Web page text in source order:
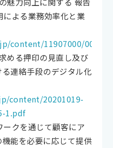
よる業務効率化と業
content/11907000/
る押印の見直し及び
連絡手段のデジタル化
content/20201019-
1.pdf
クを通じて顧客にア
能を必要に応じて提供